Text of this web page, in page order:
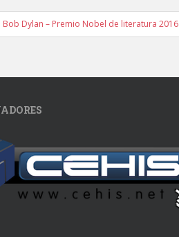
Bob Dylan – Premio Nobel de literatura 2016